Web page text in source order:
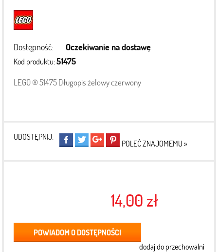
Dostępność: Oczekiwanie na dostawę
Kod produktu:51475
LEGO ® 51475 Długopis żelowy czerwony
UDOSTĘPNIJ:
POLEĆ ZNAJOMEMU »
14,00 zł
POWIADOM O DOSTĘPNOŚCI
dodaj do przechowalni